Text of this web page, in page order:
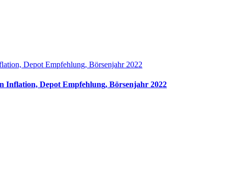
Depot Empfehlung, Börsenjahr 2022
Inflation, Depot Empfehlung, Börsenjahr 2022